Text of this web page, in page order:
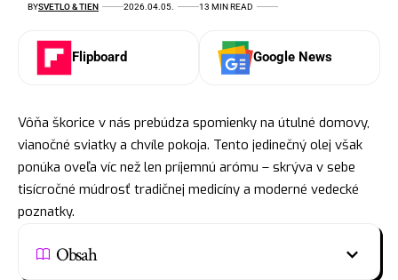
BYSVETLO & TIEN 2026.04.05. 13 MIN READ
Flipboard Google News
Vôňa škorice v nás prebúdza spomienky na útulné domovy,
vianočné sviatky a chvíle pokoja. Tento jedinečný olej však
ponúka oveľa víc než len príjemnú arómu – skrýva v sebe
tisícročné múdrosť tradičnej medicíny a moderné vedecké
poznatky.
Obsah